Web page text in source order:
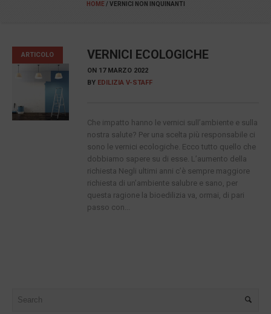
HOME /VERNICI NON INQUINANTI
ARTICOLO VERNICI ECOLOGICHE
ON 17 MARZO 2022
BY EDILIZIA V-STAFF
Che impatto hanno le vernici sull’ambiente e sulla
nostra salute? Per una scelta più responsabile ci
sono le vernici ecologiche. Ecco tutto quello che
dobbiamo sapere su di esse. L’aumento della
richiesta Negli ultimi anni c’è sempre maggiore
richiesta di un’ambiente salubre e sano, per
questa ragione la bioedilizia va, ormai, di pari
passo con...